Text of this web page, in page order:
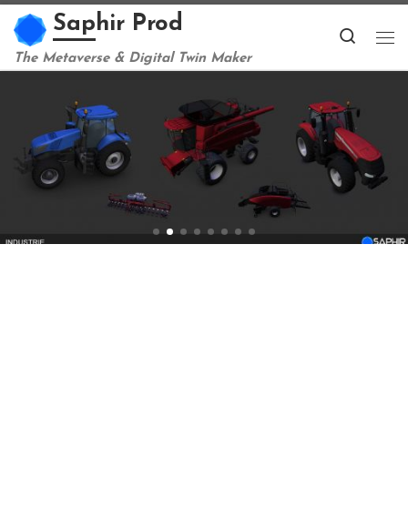
Passer au contenu
Saphir Prod
The Metaverse & Digital Twin Maker
Search